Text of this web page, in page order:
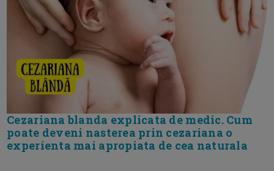
Cezariana blanda explicata de medic. Cum
poate deveni nasterea prin cezariana o
experienta mai apropiata de cea naturala